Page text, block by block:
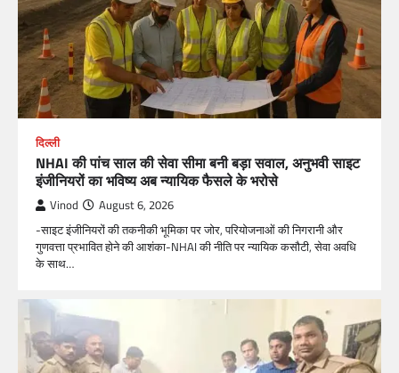
दिल्ली
NHAI की पांच साल की सेवा सीमा बनी बड़ा सवाल, अनुभवी साइट
इंजीनियरों का भविष्य अब न्यायिक फैसले के भरोसे
Vinod August 6, 2026
-साइट इंजीनियरों की तकनीकी भूमिका पर जोर, परियोजनाओं की निगरानी और
गुणवत्ता प्रभावित होने की आशंका-NHAI की नीति पर न्यायिक कसौटी, सेवा अवधि
के साथ…